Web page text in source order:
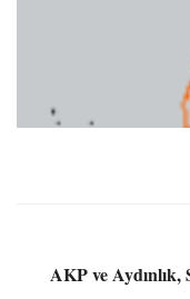
AKP ve Aydınlık,